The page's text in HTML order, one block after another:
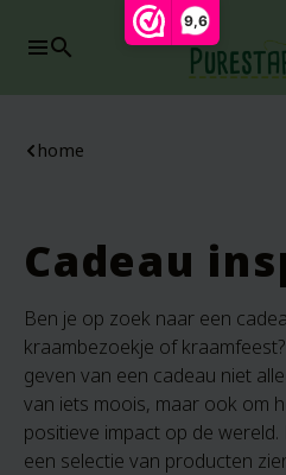
9,6
search
home
Cadeau
Ben je op zoek naar een
kraambezoekje of
geven van een cadeau niet
van iets moois, maar ook om
positieve impact op de
een selectie van producten